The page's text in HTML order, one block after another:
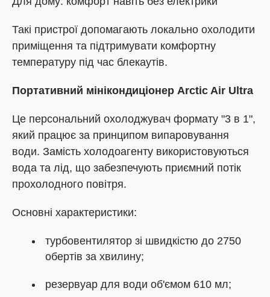
Такі пристрої допомагають локально охолодити
приміщення та підтримувати комфортну
температуру під час блекаутів.
Портативний мінікондиціонер Arctic Air Ultra
Це персональний охолоджувач формату "3 в 1",
який працює за принципом випаровування
води. Замість холодоагенту використовуються
вода та лід, що забезпечують приємний потік
прохолодного повітря.
Основні характеристики:
турбовентилятор зі швидкістю до 2750
обертів за хвилину;
резервуар для води об'ємом 610 мл;